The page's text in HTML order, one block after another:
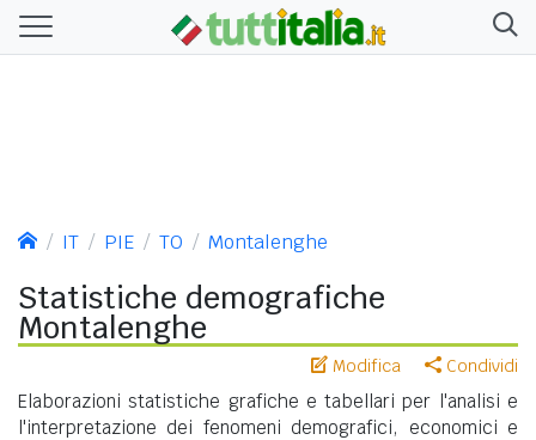
IT PIE TO Montalenghe
Statistiche demografiche
Montalenghe
Modifica Condividi
Elaborazioni statistiche grafiche e tabellari per l'analisi e
l'interpretazione dei fenomeni demografici, economici e